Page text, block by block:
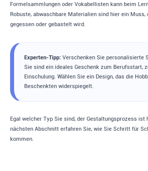
Formelsammlungen oder Vokabellisten kann beim
Robuste, abwaschbare Materialien sind hier ein
gegessen oder gebastelt wird.
Experten-Tipp: Verschenken Sie personalisierte
Sie sind ein ideales Geschenk zum Berufsstart,
Einschulung. Wählen Sie ein Design, das die
Beschenkten widerspiegelt.
Egal welcher Typ Sie sind, der Gestaltungsprozess
nächsten Abschnitt erfahren Sie, wie Sie Schritt für
kommen.